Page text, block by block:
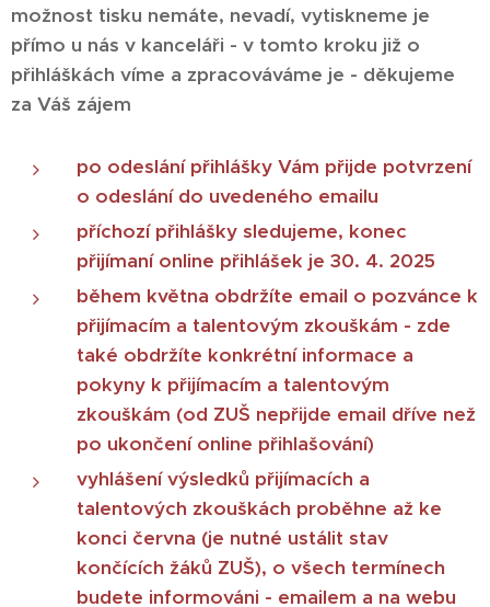
možnost tisku nemáte, nevadí, vytiskneme je
přímo u nás v kanceláři - v tomto kroku již o
přihláškách víme a zpracováváme je - děkujeme
za Váš zájem
po odeslání přihlášky Vám přijde potvrzení
o odeslání do uvedeného emailu
příchozí přihlášky sledujeme, konec
přijímaní online přihlášek je 30. 4. 2025
během května obdržíte email o pozvánce k
přijímacím a talentovým zkouškám - zde
také obdržíte konkrétní informace a
pokyny k přijímacím a talentovým
zkouškám (od ZUŠ nepřijde email dříve než
po ukončení online přihlašování)
vyhlášení výsledků přijímacích a
talentových zkouškách proběhne až ke
konci června (je nutné ustálit stav
končících žáků ZUŠ), o všech termínech
budete informováni - emailem a na webu